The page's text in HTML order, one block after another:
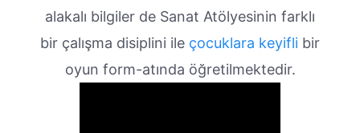
alakalı bilgiler de Sanat Atölyesinin farklı
bir çalışma disiplini ile çocuklara keyifli bir
oyun form-atında öğretilmektedir.